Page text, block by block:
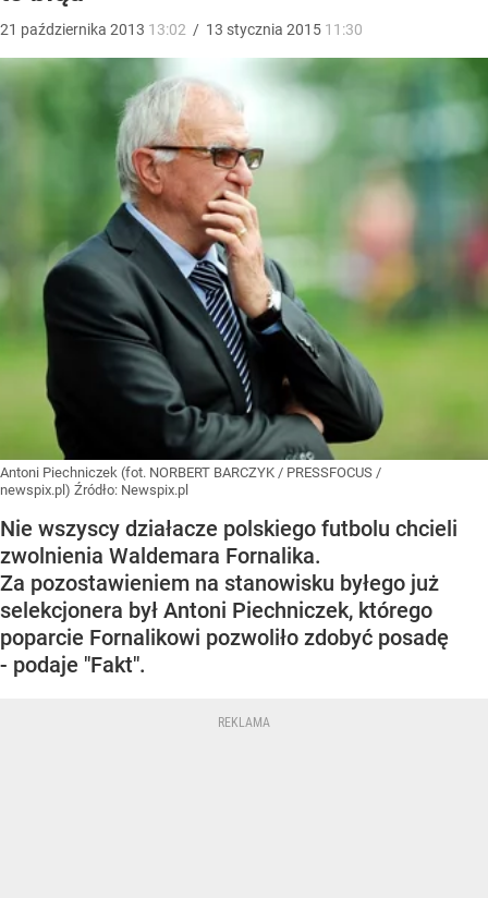
21 października 2013 13:02 / 13 stycznia 2015 11:30
Antoni Piechniczek (fot. NORBERT BARCZYK / PRESSFOCUS /
newspix.pl) Źródło: Newspix.pl
Nie wszyscy działacze polskiego futbolu chcieli
zwolnienia Waldemara Fornalika.
Za pozostawieniem na stanowisku byłego już
selekcjonera był Antoni Piechniczek, którego
poparcie Fornalikowi pozwoliło zdobyć posadę
- podaje "Fakt".